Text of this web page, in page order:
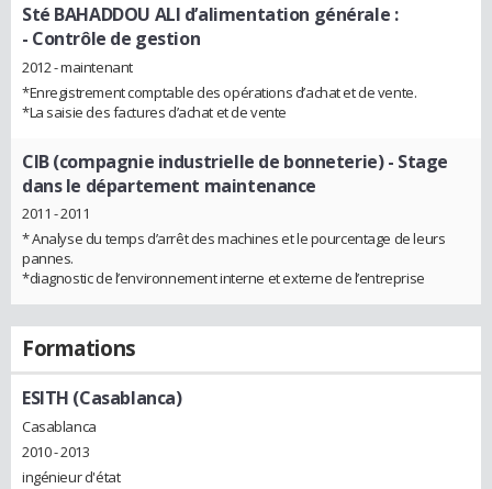
Sté BAHADDOU ALI d’alimentation générale :
- Contrôle de gestion
2012 - maintenant
*Enregistrement comptable des opérations d’achat et de vente.
*La saisie des factures d’achat et de vente
CIB (compagnie industrielle de bonneterie)- Stage
dans le département maintenance
2011 - 2011
* Analyse du temps d’arrêt des machines et le pourcentage de leurs
pannes.
*diagnostic de l’environnement interne et externe de l’entreprise
Formations
ESITH (Casablanca)
Casablanca
2010 - 2013
ingénieur d'état